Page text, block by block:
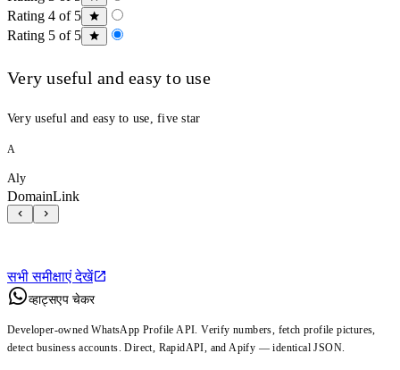
Rating 4 of 5
Rating 5 of 5
Very useful and easy to use
Very useful and easy to use, five star
A
Aly
DomainLink
सभी समीक्षाएं देखें
व्हाट्सएप चेकर
Developer-owned WhatsApp Profile API. Verify numbers, fetch profile pictures,
detect business accounts. Direct, RapidAPI, and Apify — identical JSON.